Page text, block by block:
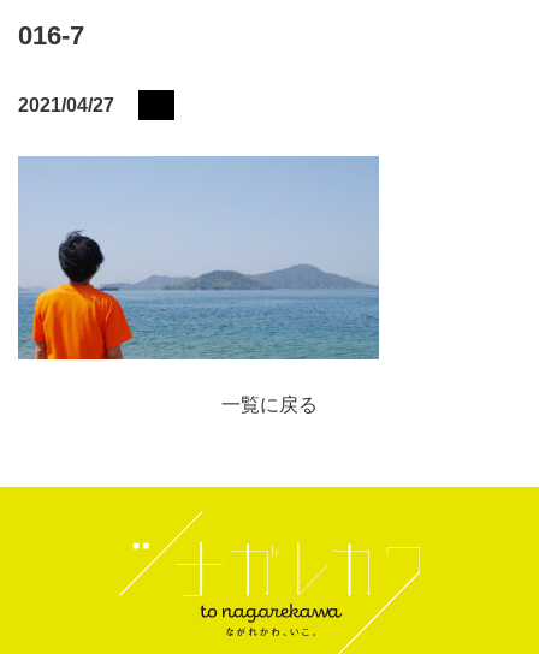
016-7
2021/04/27
一覧に戻る